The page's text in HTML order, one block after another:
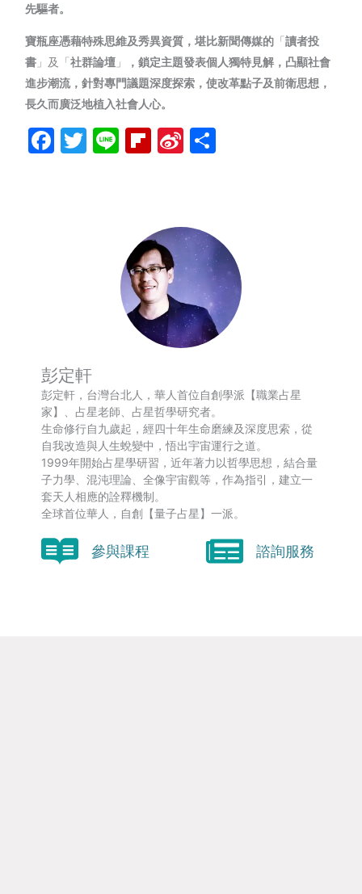
先驅者。
寶瓶座憑藉特殊思維及秀異資質，堪比新聞傳媒的 「讀者投
書 」及「社群論壇 」
，鎖定主題發表個人獨特見解，凸顯社會
進步潮流，針對專門議題深度探索，使改革點子及前衛思想，
長久而廣泛地植入社會人心。
Facebook
Twitter
LineFlipboard
Sina
彭定軒
彭定軒，台灣台北人，華人首位自創學派【職業占星
家】、占星老師、占星哲學研究者。
生命修行自九歲起，經四十年生命磨練及深度思索，從
自我改造與人生蛻變中，悟出宇宙運行之道。
1999年開始占星學研習，近年著力以哲學思想，結合量
子力學、混沌理論、全像宇宙觀等，作為指引，建立一
套天人相應的詮釋機制。
全球首位華人，自創【量子占星】一派。
參與課程 諮詢服務